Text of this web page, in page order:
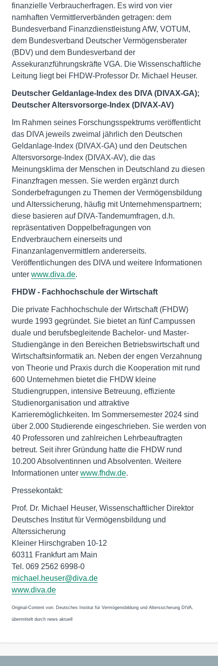
finanzielle Verbraucherfragen. Es wird von vier
namhaften Vermittlerverbänden getragen: dem
Bundesverband Finanzdienstleistung AfW, VOTUM,
dem Bundesverband Deutscher Vermögensberater
(BDV) und dem Bundesverband der
Assekuranzführungskräfte VGA. Die Wissenschaftliche
Leitung liegt bei FHDW-Professor Dr. Michael Heuser.
Deutscher Geldanlage-Index des DIVA (DIVAX-GA);
Deutscher Altersvorsorge-Index (DIVAX-AV)
Im Rahmen seines Forschungsspektrums veröffentlicht
das DIVA jeweils zweimal jährlich den Deutschen
Geldanlage-Index (DIVAX-GA) und den Deutschen
Altersvorsorge-Index (DIVAX-AV), die das
Meinungsklima der Menschen in Deutschland zu diesen
Finanzfragen messen. Sie werden ergänzt durch
Sonderbefragungen zu Themen der Vermögensbildung
und Alterssicherung, häufig mit Unternehmenspartnern;
diese basieren auf DIVA-Tandemumfragen, d.h.
repräsentativen Doppelbefragungen von
Endverbrauchern einerseits und
Finanzanlagenvermittlern andererseits.
Veröffentlichungen des DIVA und weitere Informationen
unter www.diva.de.
FHDW - Fachhochschule der Wirtschaft
Die private Fachhochschule der Wirtschaft (FHDW)
wurde 1993 gegründet. Sie bietet an fünf Campussen
duale und berufsbegleitende Bachelor- und Master-
Studiengänge in den Bereichen Betriebswirtschaft und
Wirtschaftsinformatik an. Neben der engen Verzahnung
von Theorie und Praxis durch die Kooperation mit rund
600 Unternehmen bietet die FHDW kleine
Studiengruppen, intensive Betreuung, effiziente
Studienorganisation und attraktive
Karrieremöglichkeiten. Im Sommersemester 2024 sind
über 2.000 Studierende eingeschrieben. Sie werden von
40 Professoren und zahlreichen Lehrbeauftragten
betreut. Seit ihrer Gründung hatte die FHDW rund
10.200 Absolventinnen und Absolventen. Weitere
Informationen unter www.fhdw.de.
Pressekontakt:
Prof. Dr. Michael Heuser, Wissenschaftlicher Direktor
Deutsches Institut für Vermögensbildung und
Alterssicherung
Kleiner Hirschgraben 10-12
60311 Frankfurt am Main
Tel. 069 2562 6998-0
michael.heuser@diva.de
www.diva.de
Original-Content von: Deutsches Institut für Vermögensbildung und Alterssicherung DIVA,
übermittelt durch news aktuell